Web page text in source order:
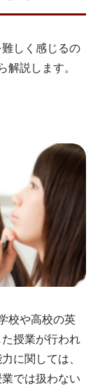
しく感じるの
説します。
校や高校の英
授業が行われ
に関しては、
では扱わない